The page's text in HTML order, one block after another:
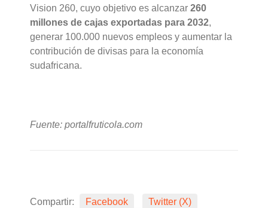
Vision 260, cuyo objetivo es alcanzar260
millones de cajas exportadas para 2032,
generar 100.000 nuevos empleos y aumentar la
contribución de divisas para la economía
sudafricana.
Fuente: portalfruticola.com
Compartir: Facebook
Twitter (X)